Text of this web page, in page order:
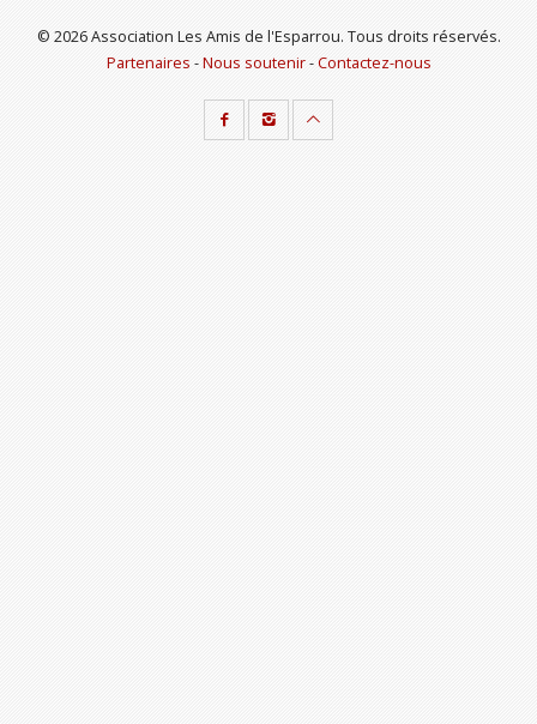
© 2026 Association Les Amis de l'Esparrou. Tous droits réservés.
Partenaires -Nous soutenir-Contactez-nous